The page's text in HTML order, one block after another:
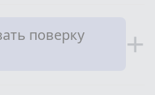
поверку
+